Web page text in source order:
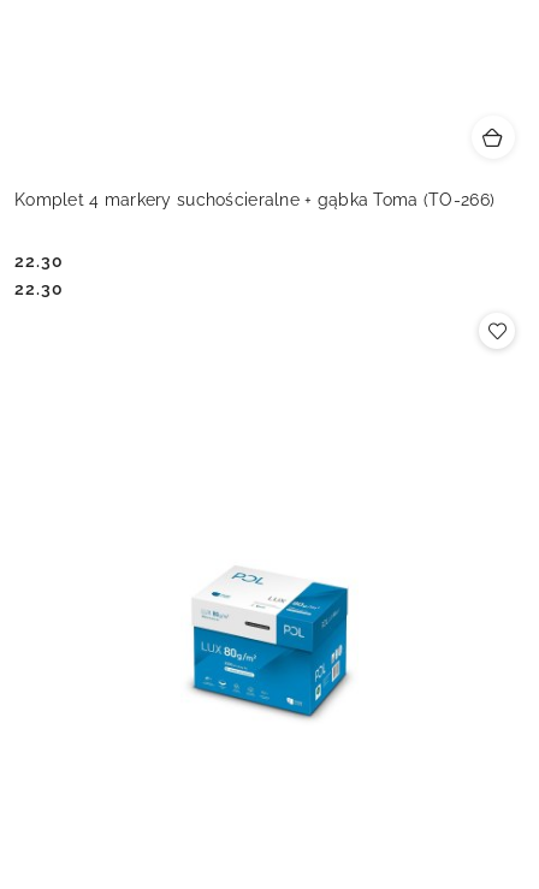
Komplet 4 markery suchościeralne + gąbka Toma (TO-266)
Cena:
22.30
Cena:
22.30